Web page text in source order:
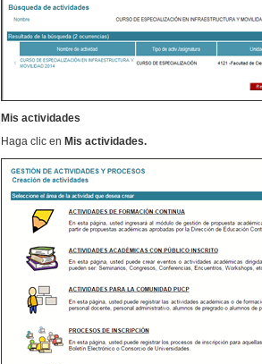
Mis actividades
Haga clic en Mis actividades.